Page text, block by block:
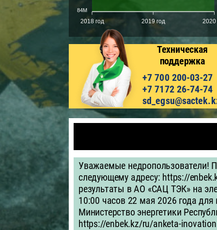
2018 год 2019 год 2020
84M
Техническая
поддержка
+7 700 200-03-27
+7 7172 26-74-74
Уважаемые недропользователи!
следующему адресу: https://
результаты в АО «САЦ ТЭК» на
10:00 часов 22 мая 2026 года
Министерство энергетики
https://enbek.kz/ru/anketa-